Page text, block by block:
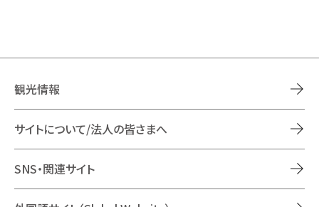
観光情報
サイトについて/法人の皆さまへ
SNS・関連サイト